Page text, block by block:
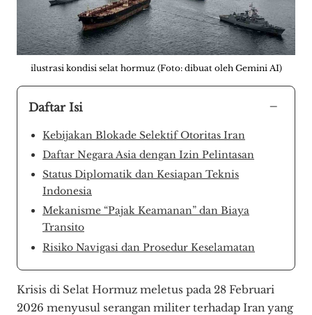
ilustrasi kondisi selat hormuz (Foto: dibuat oleh Gemini AI)
Daftar Isi −
Kebijakan Blokade Selektif Otoritas Iran
Daftar Negara Asia dengan Izin Pelintasan
Status Diplomatik dan Kesiapan Teknis
Indonesia
Mekanisme “Pajak Keamanan” dan Biaya
Transito
Risiko Navigasi dan Prosedur Keselamatan
Krisis di Selat Hormuz meletus pada 28 Februari
2026 menyusul serangan militer terhadap Iran yang